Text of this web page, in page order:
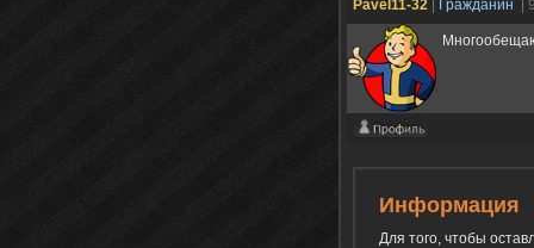
Pavel11-32 Гражданин |
Информация
Для того, чтобы